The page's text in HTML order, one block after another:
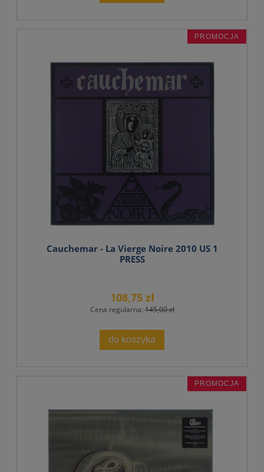
Cauchemar - La Vierge Noire 2010 US 1
PRESS
108,75 zł
Cena regularna:145,00 zł
do koszyka
PROMOCJA
PROMOCJA